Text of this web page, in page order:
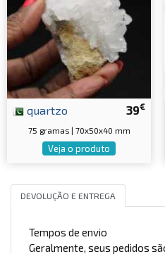
39€
quartzo
75 gramas | 70x50x40 mm
Veja o produto
DEVOLUÇÃO E ENTREGA
Tempos de envio
Geralmente, seus pedidos